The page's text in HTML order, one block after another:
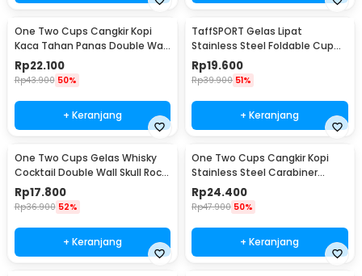
One Two Cups Cangkir Kopi
Kaca Tahan Panas Double Wall
Cup 180ml - DOME240
Rp22.100
Rp43.900 50%
+ Keranjang
TaffSPORT Gelas Lipat
Stainless Steel Foldable Cup
Carabiner 240ml - F180
Rp19.600
Rp39.900 51%
+ Keranjang
One Two Cups Gelas Whisky
Cocktail Double Wall Skull Rock
Glass 150ml - SG-02
Rp17.800
Rp36.900 52%
+ Keranjang
One Two Cups Cangkir Kopi
Stainless Steel Carabiner
Camping Cup 220ml - C125
Rp24.400
Rp47.900 50%
+ Keranjang